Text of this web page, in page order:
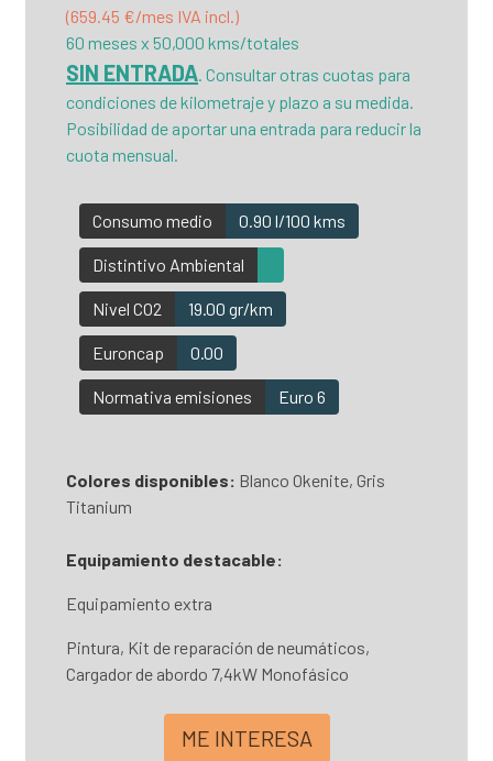
(659.45 €/mes IVA incl.)
60 meses x 50,000 kms/totales
SIN ENTRADA . Consultar otras cuotas para
condiciones de kilometraje y plazo a su medida.
Posibilidad de aportar una entrada para reducir la
cuota mensual.
Consumo medio 0.90 l/100 kms
Distintivo Ambiental
Nivel CO2 19.00 gr/km
Euroncap 0.00
Normativa emisiones Euro 6
Colores disponibles: Blanco Okenite, Gris
Titanium
Equipamiento destacable:
Equipamiento extra
Pintura, Kit de reparación de neumáticos,
Cargador de abordo 7,4kW Monofásico
ME INTERESA